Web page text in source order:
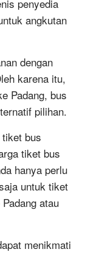
penyedia
angkutan
dengan
karena itu,
Padang, bus
pilihan.
bus
tiket bus
hanya perlu
untuk tiket
atau
menikmati